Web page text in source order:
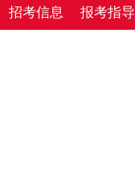
招考信息 报考指导